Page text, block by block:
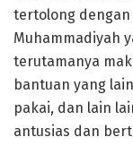
tertolong
Muhammadiyah
terutamanya
bantuan yang
pakai, dan lain
antusias dan